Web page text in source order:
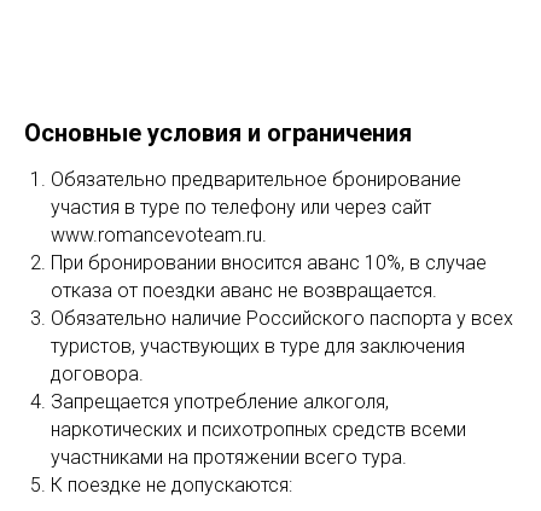
Основные условия и ограничения
Обязательно предварительное бронирование
участия в туре по телефону или через сайт
www.romancevoteam.ru.
При бронировании вносится аванс 10%, в случае
отказа от поездки аванс не возвращается.
Обязательно наличие Российского паспорта у всех
туристов, участвующих в туре для заключения
договора.
Запрещается употребление алкоголя,
наркотических и психотропных средств всеми
участниками на протяжении всего тура.
К поездке не допускаются: